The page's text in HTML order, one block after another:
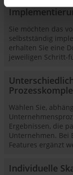
Sie möchten das
selbstständig
erhalten Sie eine
jeweiligen Schritt-
Wählen Sie,
Ergebnissen, die
Unternehmen. Bei
Features ergänzt
Individuelle